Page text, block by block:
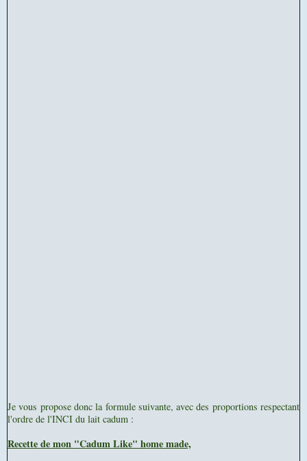
Je vous propose donc la formule suivante, avec des proportions respectant
l'ordre de l'INCI du lait cadum :
Recette de mon "Cadum Like" home made,